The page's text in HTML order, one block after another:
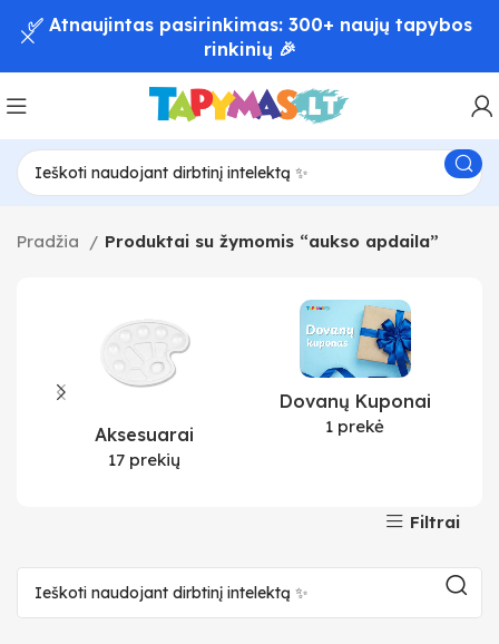
Pradžia Produktai su žymomis “aukso apdaila”
Aksesuarai
17 prekių
Dovanų Kuponai
1 prekė
Filtrai
✅ Atnaujintas pasirinkimas: 300+ naujų tapybos
rinkinių 🎉